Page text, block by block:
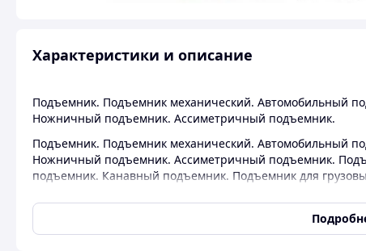
Характеристики и описание
Подъемник. Подъемник механический. Автомобильный
Ножничный подъемник. Ассиметричный подъемник.
Подъемник. Подъемник механический. Автомобильный
Ножничный подъемник. Ассиметричный подъемник.
подъемник. Канавный подъемник. Подъемник для